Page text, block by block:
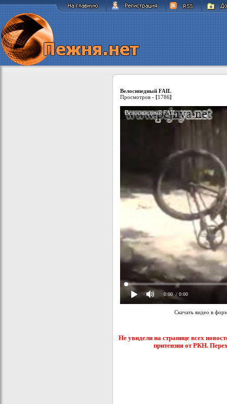
Велосипедный FAIL
Просмотров - [1786]
Велосипедный FAIL
0:00 / 0:00
Скачать видео в
Не увидели на странице всех
притензия от РКН.